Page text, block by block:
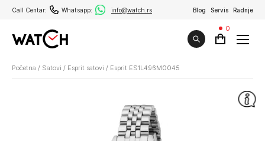
Call Centar: Whatsapp: info@watch.rs Blog Servis Radnje
0
Početna / Satovi / Esprit satovi / Esprit ES1L496M0045